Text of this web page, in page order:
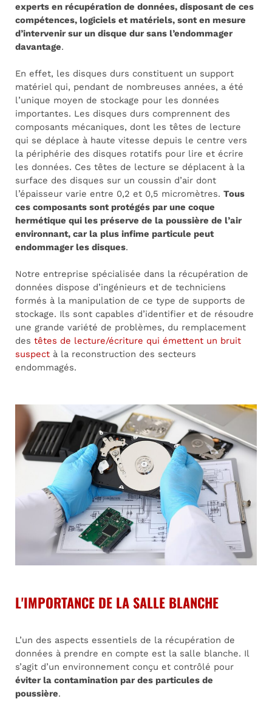
experts en récupération de données, disposant de ces
compétences, logiciels et matériels, sont en mesure
d’intervenir sur un disque dur sans l’endommager
davantage.
En effet, les disques durs constituent un support
matériel qui, pendant de nombreuses années, a été
l’unique moyen de stockage pour les données
importantes. Les disques durs comprennent des
composants mécaniques, dont les têtes de lecture
qui se déplace à haute vitesse depuis le centre vers
la périphérie des disques rotatifs pour lire et écrire
les données. Ces têtes de lecture se déplacent à la
surface des disques sur un coussin d’air dont
l’épaisseur varie entre 0,2 et 0,5 micromètres. Tous
ces composants sont protégés par une coque
hermétique qui les préserve de la poussière de l’air
environnant, car la plus infime particule peut
endommager les disques.
Notre entreprise spécialisée dans la récupération de
données dispose d’ingénieurs et de techniciens
formés à la manipulation de ce type de supports de
stockage. Ils sont capables d’identifier et de résoudre
une grande variété de problèmes, du remplacement
des têtes de lecture/écriture qui émettent un bruit
suspect à la reconstruction des secteurs
endommagés.
L'IMPORTANCE DE LA SALLE BLANCHE
L’un des aspects essentiels de la récupération de
données à prendre en compte est la salle blanche. Il
s’agit d’un environnement conçu et contrôlé pour
éviter la contamination par des particules de
poussière.